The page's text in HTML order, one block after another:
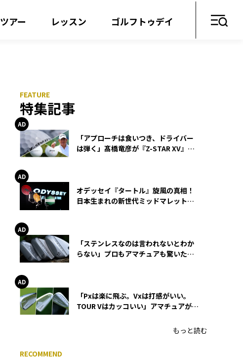
ツアー レッスン ゴルフトゥデイ
特集記事
「アプローチは食いつき、ドライバー
は弾く」髙橋竜彦が『Z-STAR XV』を
オデッセイ『タートル』旋風の真相！
日本生まれの新世代ミッドマレットが
「ステンレスなのは言われないとわか
らない」プロもアマチュアも驚いた
「Pxは楽に飛ぶ。Vxは打感がいい。
TOUR Vはカッコいい」アマチュアが選
もっと読む